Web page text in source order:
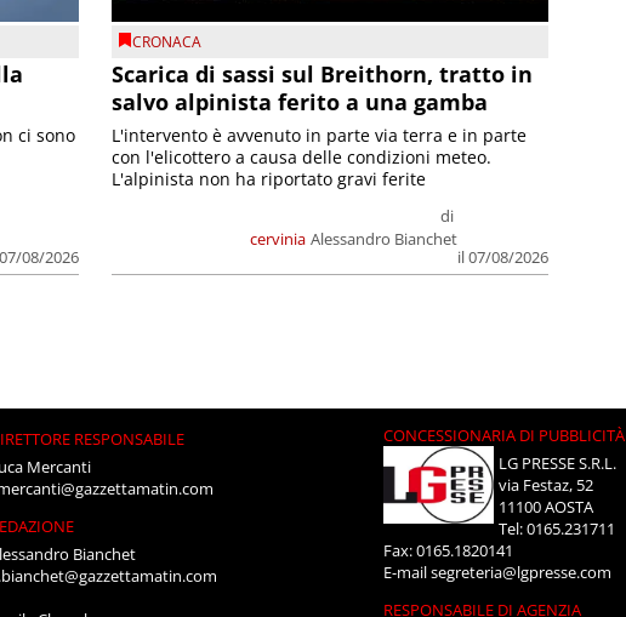
08/2026
ci sono
CRONACA
Scarica di sassi sul Breithorn, tratto in
salvo alpinista ferito a una gamba
cervinia
di
Alessandro Bianchet
il 07/08/2026
L'intervento è avvenuto in parte via terra e in parte
con l'elicottero a causa delle condizioni meteo.
L'alpinista non ha riportato gravi ferite
RESPONSABILE
Mercanti
Bianchet
CONCESSIONARIA DI PUBBLICITÀ
LG PRESSE S.R.L.
via Festaz, 52
11100 AOSTA
Tel: 0165.231711
Fax: 0165.1820141
E-mailsegreteria@lgpresse.com
RESPONSABILE DI AGENZIA